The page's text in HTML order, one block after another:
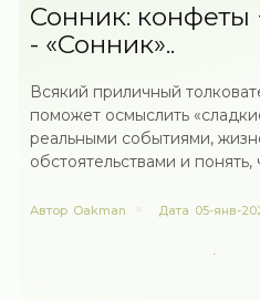
Сонник: конфеты
- «Сонник»..
Всякий приличный
поможет осмыслить
реальными событиями,
обстоятельствами и понять,
Автор Oakman Дата 05-янв-